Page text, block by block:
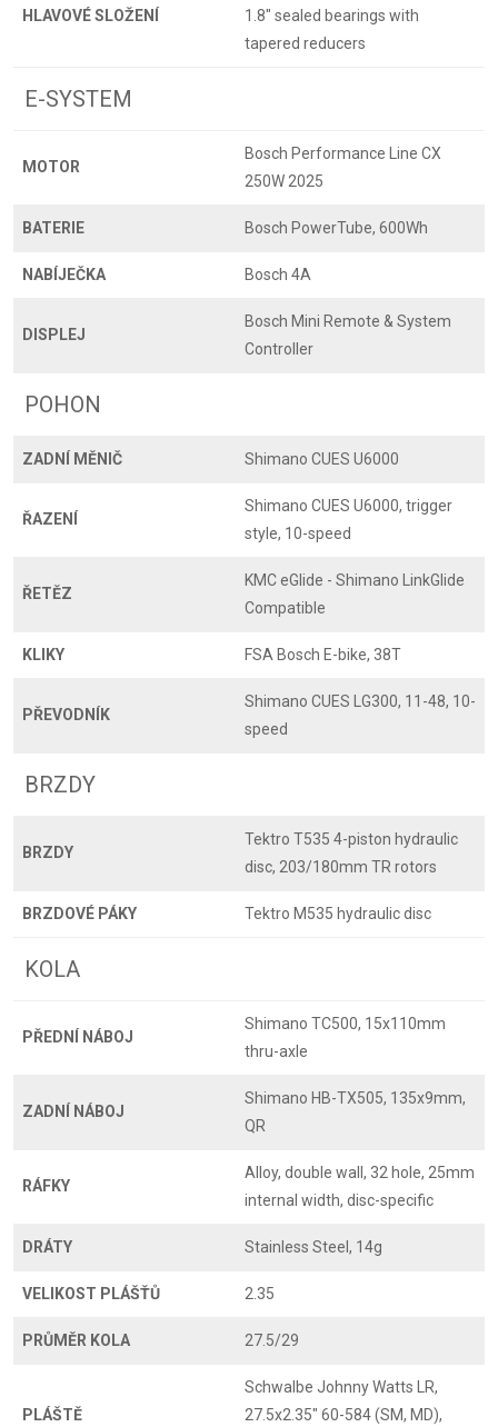
HLAVOVÉ SLOŽENÍ
1.8" sealed bearings with
tapered reducers
E-SYSTEM
MOTOR
Bosch Performance Line CX
250W 2025
BATERIE Bosch PowerTube, 600Wh
NABÍJEČKA Bosch 4A
DISPLEJ
Bosch Mini Remote & System
Controller
POHON
ZADNÍ MĚNIČ Shimano CUES U6000
ŘAZENÍ
Shimano CUES U6000, trigger
style, 10-speed
ŘETĚZ
KMC eGlide - Shimano LinkGlide
Compatible
KLIKY FSA Bosch E-bike, 38T
PŘEVODNÍK
Shimano CUES LG300, 11-48, 10-
speed
BRZDY
BRZDY
Tektro T535 4-piston hydraulic
disc, 203/180mm TR rotors
BRZDOVÉ PÁKY Tektro M535 hydraulic disc
KOLA
PŘEDNÍ NÁBOJ
Shimano TC500, 15x110mm
thru-axle
ZADNÍ NÁBOJ
Shimano HB-TX505, 135x9mm,
QR
RÁFKY
Alloy, double wall, 32 hole, 25mm
internal width, disc-specific
DRÁTY Stainless Steel, 14g
VELIKOST PLÁŠŤŮ 2.35
PRŮMĚR KOLA 27.5/29
PLÁŠTĚ
Schwalbe Johnny Watts LR,
27.5x2.35" 60-584 (SM, MD),